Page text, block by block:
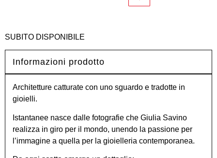
SUBITO DISPONIBILE
Informazioni prodotto
Architetture catturate con uno sguardo e tradotte in
gioielli.
Istantanee nasce dalle fotografie che Giulia Savino
realizza in giro per il mondo, unendo la passione per
l’immagine a quella per la gioielleria contemporanea.